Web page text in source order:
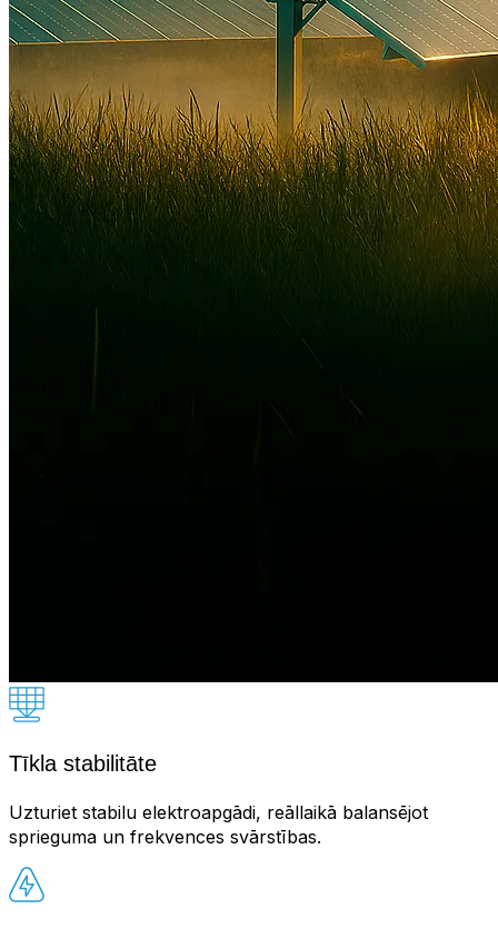
Tīkla stabilitāte
Uzturiet stabilu elektroapgādi, reāllaikā balansējot
sprieguma un frekvences svārstības.